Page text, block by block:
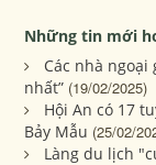
Những tin mới
Các nhà ngoại
nhất” (19/02/2025)
Hội An có 17
Bảy Mẫu (25/02/
Làng du lịch